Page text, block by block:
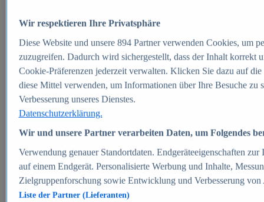
Zum Report
E-commerce
Beliebte Statistiken
Aktuelle Statistiken
E-Commerce - Entwicklung des Umsatzes in
Deutschland 1999-2025
Umsatz von Amazon in Deutschland und weltweit
2010-2025
B2C-E-Commerce: Top-50 Online Shops in
Deutschland 2024
Marktanteile von Online-Zahlungsverfahren in
Deutschland 2024
Umsatzstarke Warengruppen im Online-Handel in
Deutschland 2023-2025
Wir respektieren Ihre Privatsphäre
Diese Website und unsere 894Partner verwenden Cookies, um
zuzugreifen. Dadurch wird sichergestellt, dass der Inhalt korrekt
Cookie-Präferenzen jederzeit verwalten. Klicken Sie dazu auf
diese Mittel verwenden, um Informationen über Ihre Besuche
Verbesserung unseres Dienstes.
Datenschutzerklärung.
Wir und unsere Partner verarbeiten Daten, um Folgendes
Verwendung genauer Standortdaten. Endgeräteeigenschaften
auf einem Endgerät. Personalisierte Werbung und Inhalte,
Zielgruppenforschung sowie Entwicklung und Verbesserung von
Liste der Partner (Lieferanten)